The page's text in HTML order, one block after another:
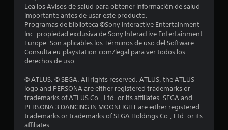
9
c
a
l
i
f
Lea los Avisos de salud para obtener información de salud
importante antes de usar este producto.
Programas de biblioteca ©Sony Interactive Entertainment
Inc. propiedad exclusiva de Sony Interactive Entertainment
Europe. Son aplicables los Términos de uso del Software.
Consulta eu.playstation.com/legal para ver todos los
derechos de uso.
© ATLUS. © SEGA. All rights reserved. ATLUS, the ATLUS
logo and PERSONA are either registered trademarks or
trademarks of ATLUS Co., Ltd. or its affiliates. SEGA and
PERSONA 3 DANCING IN MOONLIGHT are either registered
trademarks or trademarks of SEGA Holdings Co., Ltd. or its
affiliates.